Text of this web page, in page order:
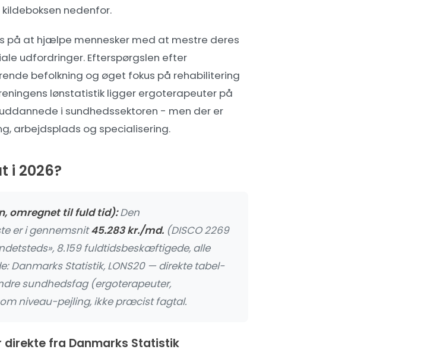
nedenfor.
på at hjælpe mennesker med at mestre deres
udfordringer. Efterspørgslen efter
befolkning og øget fokus på rehabilitering
lønstatistik ligger ergoterapeuter på
i sundhedssektoren - men der er
arbejdsplads og specialisering.
i 2026?
omregnet til fuld tid):Den
er i gennemsnit45.283 kr./md. (DISCO 2269
8.159 fuldtidsbeskæftigede, alle
Danmarks Statistik, LONS20 — direkte tabel-
sundhedsfag (ergoterapeuter,
niveau-pejling, ikke præcist fagtal.
fra Danmarks Statistik